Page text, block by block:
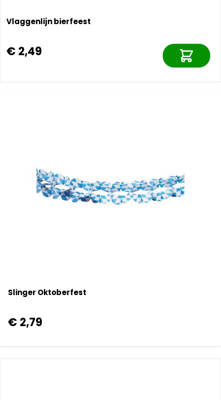
Vlaggenlijn bierfeest
€ 2,49
Slinger Oktoberfest
€ 2,79